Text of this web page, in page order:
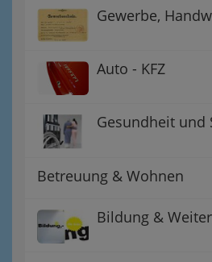
Gewerbe,
Auto - KFZ
Gesundheit und
Betreuung & Wohnen
Bildung &